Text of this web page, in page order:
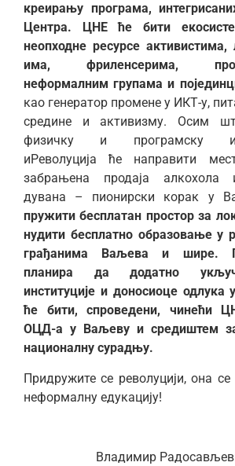
креирању програма,
Центра. ЦНЕ ће бити
неопходне ресурсе
има, фриленсерима,
неформалним групама и
као генератор промене у ИКТ-у,
средине и активизму. Осим
физичку и програмску
иРеволуција ће направити
забрањена продаја алкохола
дувана – пионирски корак у
пружити бесплатан простор за
нудити бесплатно образовање у
грађанима Ваљева и шире.
планира да додатно
институције и доносиоце одлука
ће бити, спроведени, чинећи
ОЦД-а у Ваљеву и средиштем
националну сурадњу.
Придружите се револуцији, она
неформалну едукацију!
Владимир